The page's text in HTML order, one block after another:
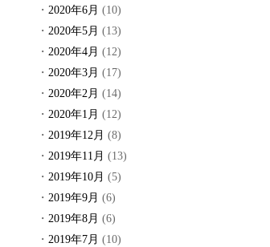
2020年6月 (10)
2020年5月 (13)
2020年4月 (12)
2020年3月 (17)
2020年2月 (14)
2020年1月 (12)
2019年12月 (8)
2019年11月 (13)
2019年10月 (5)
2019年9月 (6)
2019年8月 (6)
2019年7月 (10)